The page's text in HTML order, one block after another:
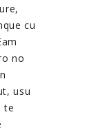
cu
no
usu
te